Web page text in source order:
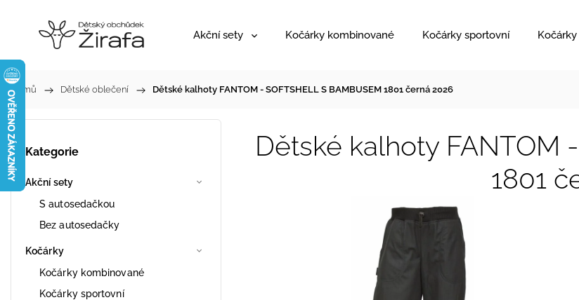
Akční sety Kočárky kombinované Kočárky sportovní
Domů / Dětské oblečení / Dětské kalhoty FANTOM - SOFTSHELL S BAMBUSEM 1801 černá 2026
Kategorie
Akční sety
S autosedačkou
Bez autosedačky
Kočárky
Kočárky kombinované
Kočárky sportovní
Dětské kalhoty FANTOM
1801